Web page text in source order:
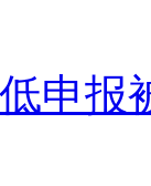
申报